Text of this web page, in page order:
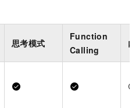
思考模式
Function
Calling
内